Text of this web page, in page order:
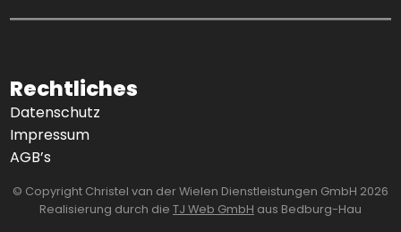
Rechtliches
Datenschutz
Impressum
AGB’s
© Copyright Christel van der Wielen Dienstleistungen GmbH 2026
Realisierung durch die TJ Web GmbH aus Bedburg-Hau